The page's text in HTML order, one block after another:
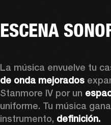
ESCENA
La música envuelve tu
de onda mejorados
Stanmore IV por un
uniforme. Tu música
instrumento, definición.